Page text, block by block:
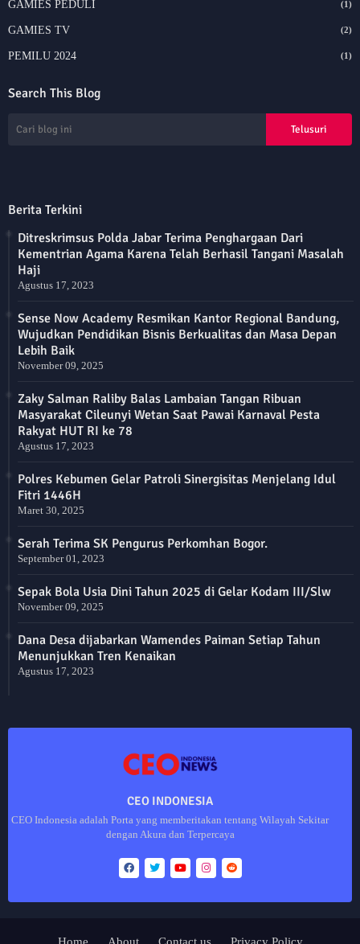
GAMIES PEDULI (1)
GAMIES TV (2)
PEMILU 2024 (1)
Search This Blog
Berita Terkini
Ditreskrimsus Polda Jabar Terima Penghargaan Dari
Kementrian Agama Karena Telah Berhasil Tangani Masalah
Haji
Agustus 17, 2023
Sense Now Academy Resmikan Kantor Regional Bandung,
Wujudkan Pendidikan Bisnis Berkualitas dan Masa Depan
Lebih Baik
November 09, 2025
Zaky Salman Raliby Balas Lambaian Tangan Ribuan
Masyarakat Cileunyi Wetan Saat Pawai Karnaval Pesta
Rakyat HUT RI ke 78
Agustus 17, 2023
Polres Kebumen Gelar Patroli Sinergisitas Menjelang Idul
Fitri 1446H
Maret 30, 2025
Serah Terima SK Pengurus Perkomhan Bogor.
September 01, 2023
Sepak Bola Usia Dini Tahun 2025 di Gelar Kodam III/Slw
November 09, 2025
Dana Desa dijabarkan Wamendes Paiman Setiap Tahun
Menunjukkan Tren Kenaikan
Agustus 17, 2023
CEO INDONESIA
CEO Indonesia adalah Porta yang memberitakan tentang Wilayah Sekitar
dengan Akura dan Terpercaya
Home About Contact us Privacy Policy